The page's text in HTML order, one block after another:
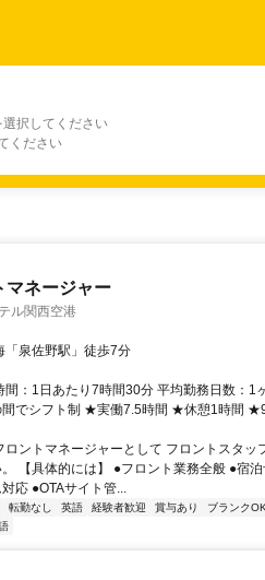
択してください
ください
マネージャー
ル関西空港
「泉佐野駅」徒歩7分
間：1日あたり7時間30分 平均勤務日数：1
でシフト制 ★実働7.5時間 ★休憩1時間
ントマネージャーとして フロントスタッ
【具体的には】 ●フロント業務全般 ●宿
応 ●OTAサイト管...
転勤なし 英語 経験者歓迎 賞与あり ブランクOK